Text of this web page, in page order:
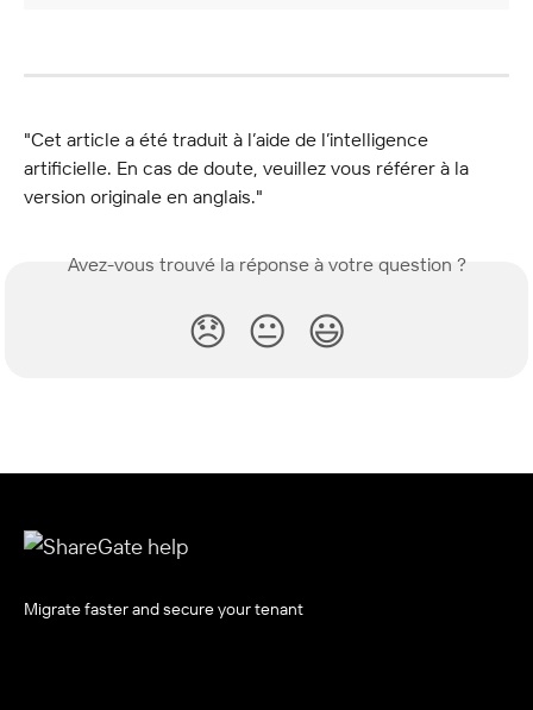
"Cet article a été traduit à l’aide de l’intelligence
artificielle. En cas de doute, veuillez vous référer à la
version originale en anglais."
Avez-vous trouvé la réponse à votre question ?
😞 😐 😃
Migrate faster and secure your tenant